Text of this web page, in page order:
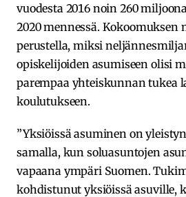
vuodesta 2016 noin 260
2020 mennessä. Kokoomuksen
perustella, miksi
opiskelijoiden asumiseen olisi
parempaa yhteiskunnan tukea
koulutukseen.
”Yksiöissä asuminen on
samalla, kun soluasuntojen
vapaana ympäri Suomen.
kohdistunut yksiöissä asuville,